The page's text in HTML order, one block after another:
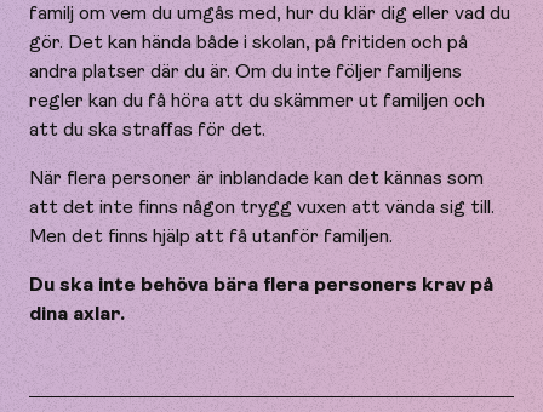
familj om vem du umgås med, hur du klär dig eller vad du
gör. Det kan hända både i skolan, på fritiden och på
andra platser där du är. Om du inte följer familjens
regler kan du få höra att du skämmer ut familjen och
att du ska straffas för det.
När flera personer är inblandade kan det kännas som
att det inte finns någon trygg vuxen att vända sig till.
Men det finns hjälp att få utanför familjen.
Du ska inte behöva bära flera personers krav på
dina axlar.